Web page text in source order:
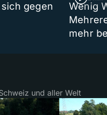
gegen
Wenig
mehr
und aller Welt